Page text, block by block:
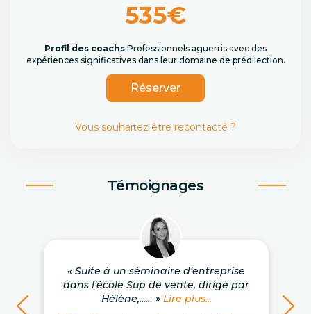
535€
Profil des coachs Professionnels aguerris avec des
expériences significatives dans leur domaine de prédilection.
Réserver
Vous souhaitez être recontacté ?
Témoignages
« Suite à un séminaire d’entreprise
dans l’école Sup de vente, dirigé par
Hélène,...… » Lire plus...